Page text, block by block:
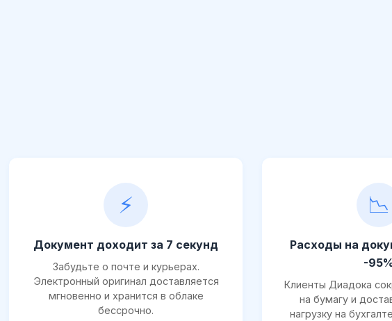
⚡
Документ доходит за 7 секунд
Забудьте о почте и курьерах.
Электронный оригинал доставляется
мгновенно и хранится в облаке
бессрочно.
📉
Расходы на
-
Клиенты Диадока
на бумагу и
нагрузку на